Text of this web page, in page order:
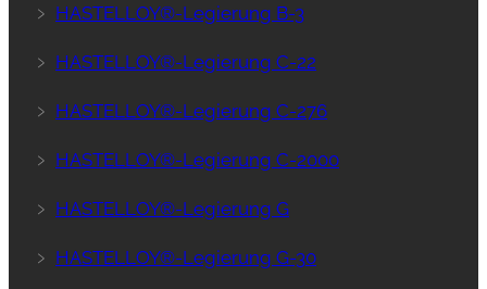
﹥ HASTELLOY®-Legierung B-3
﹥ HASTELLOY®-Legierung C-22
﹥ HASTELLOY®-Legierung C-276
﹥ HASTELLOY®-Legierung C-2000
﹥ HASTELLOY®-Legierung G
﹥ HASTELLOY®-Legierung G-30